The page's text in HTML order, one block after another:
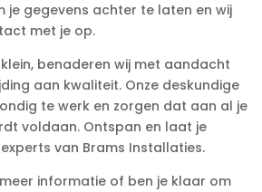
je gegevens achter te laten en wij
met je op.
benaderen wij met aandacht
aan kwaliteit. Onze deskundige
te werk en zorgen dat aan al je
voldaan. Ontspan en laat je
van Brams Installaties.
informatie of ben je klaar om